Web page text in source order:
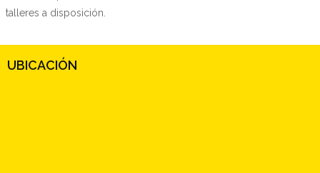
talleres a disposición.
UBICACIÓN